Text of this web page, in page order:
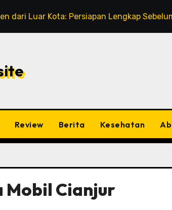
Kota: Persiapan Lengkap Sebelum Datang
Review Berita Kesehatan
Mobil Cianjur